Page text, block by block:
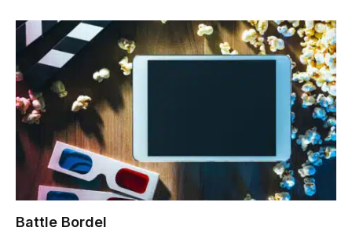
Battle Bordel